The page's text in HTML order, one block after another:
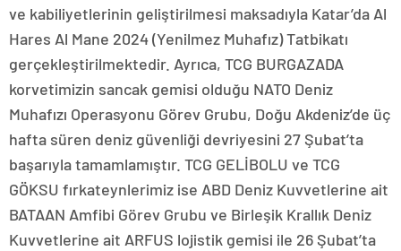
ve kabiliyetlerinin geliştirilmesi maksadıyla Katar’da Al
Hares Al Mane 2024 (Yenilmez Muhafız) Tatbikatı
gerçekleştirilmektedir. Ayrıca, TCG BURGAZADA
korvetimizin sancak gemisi olduğu NATO Deniz
Muhafızı Operasyonu Görev Grubu, Doğu Akdeniz’de üç
hafta süren deniz güvenliği devriyesini 27 Şubat’ta
başarıyla tamamlamıştır. TCG GELİBOLU ve TCG
GÖKSU fırkateynlerimiz ise ABD Deniz Kuvvetlerine ait
BATAAN Amfibi Görev Grubu ve Birleşik Krallık Deniz
Kuvvetlerine ait ARFUS lojistik gemisi ile 26 Şubat’ta